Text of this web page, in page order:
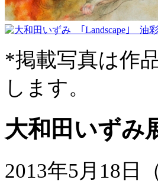
*掲載写真は作
します。
大和田いず
2013年5月18日